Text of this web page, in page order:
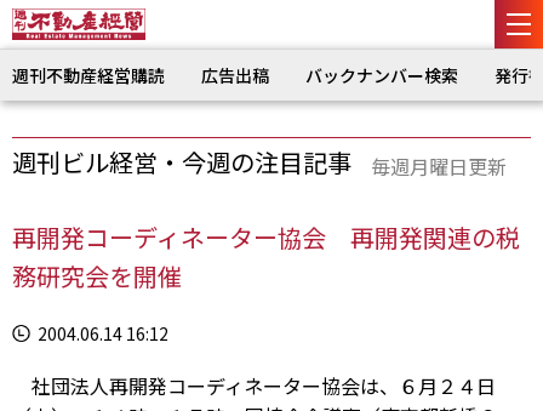
週刊不動産経営購読 広告出稿 バックナンバー検索 発行
週刊ビル経営・今週の注目記事 毎週月曜日更新
再開発コーディネーター協会 再開発関連の税
務研究会を開催
2004.06.14 16:12
社団法人再開発コーディネーター協会は、６月２４日